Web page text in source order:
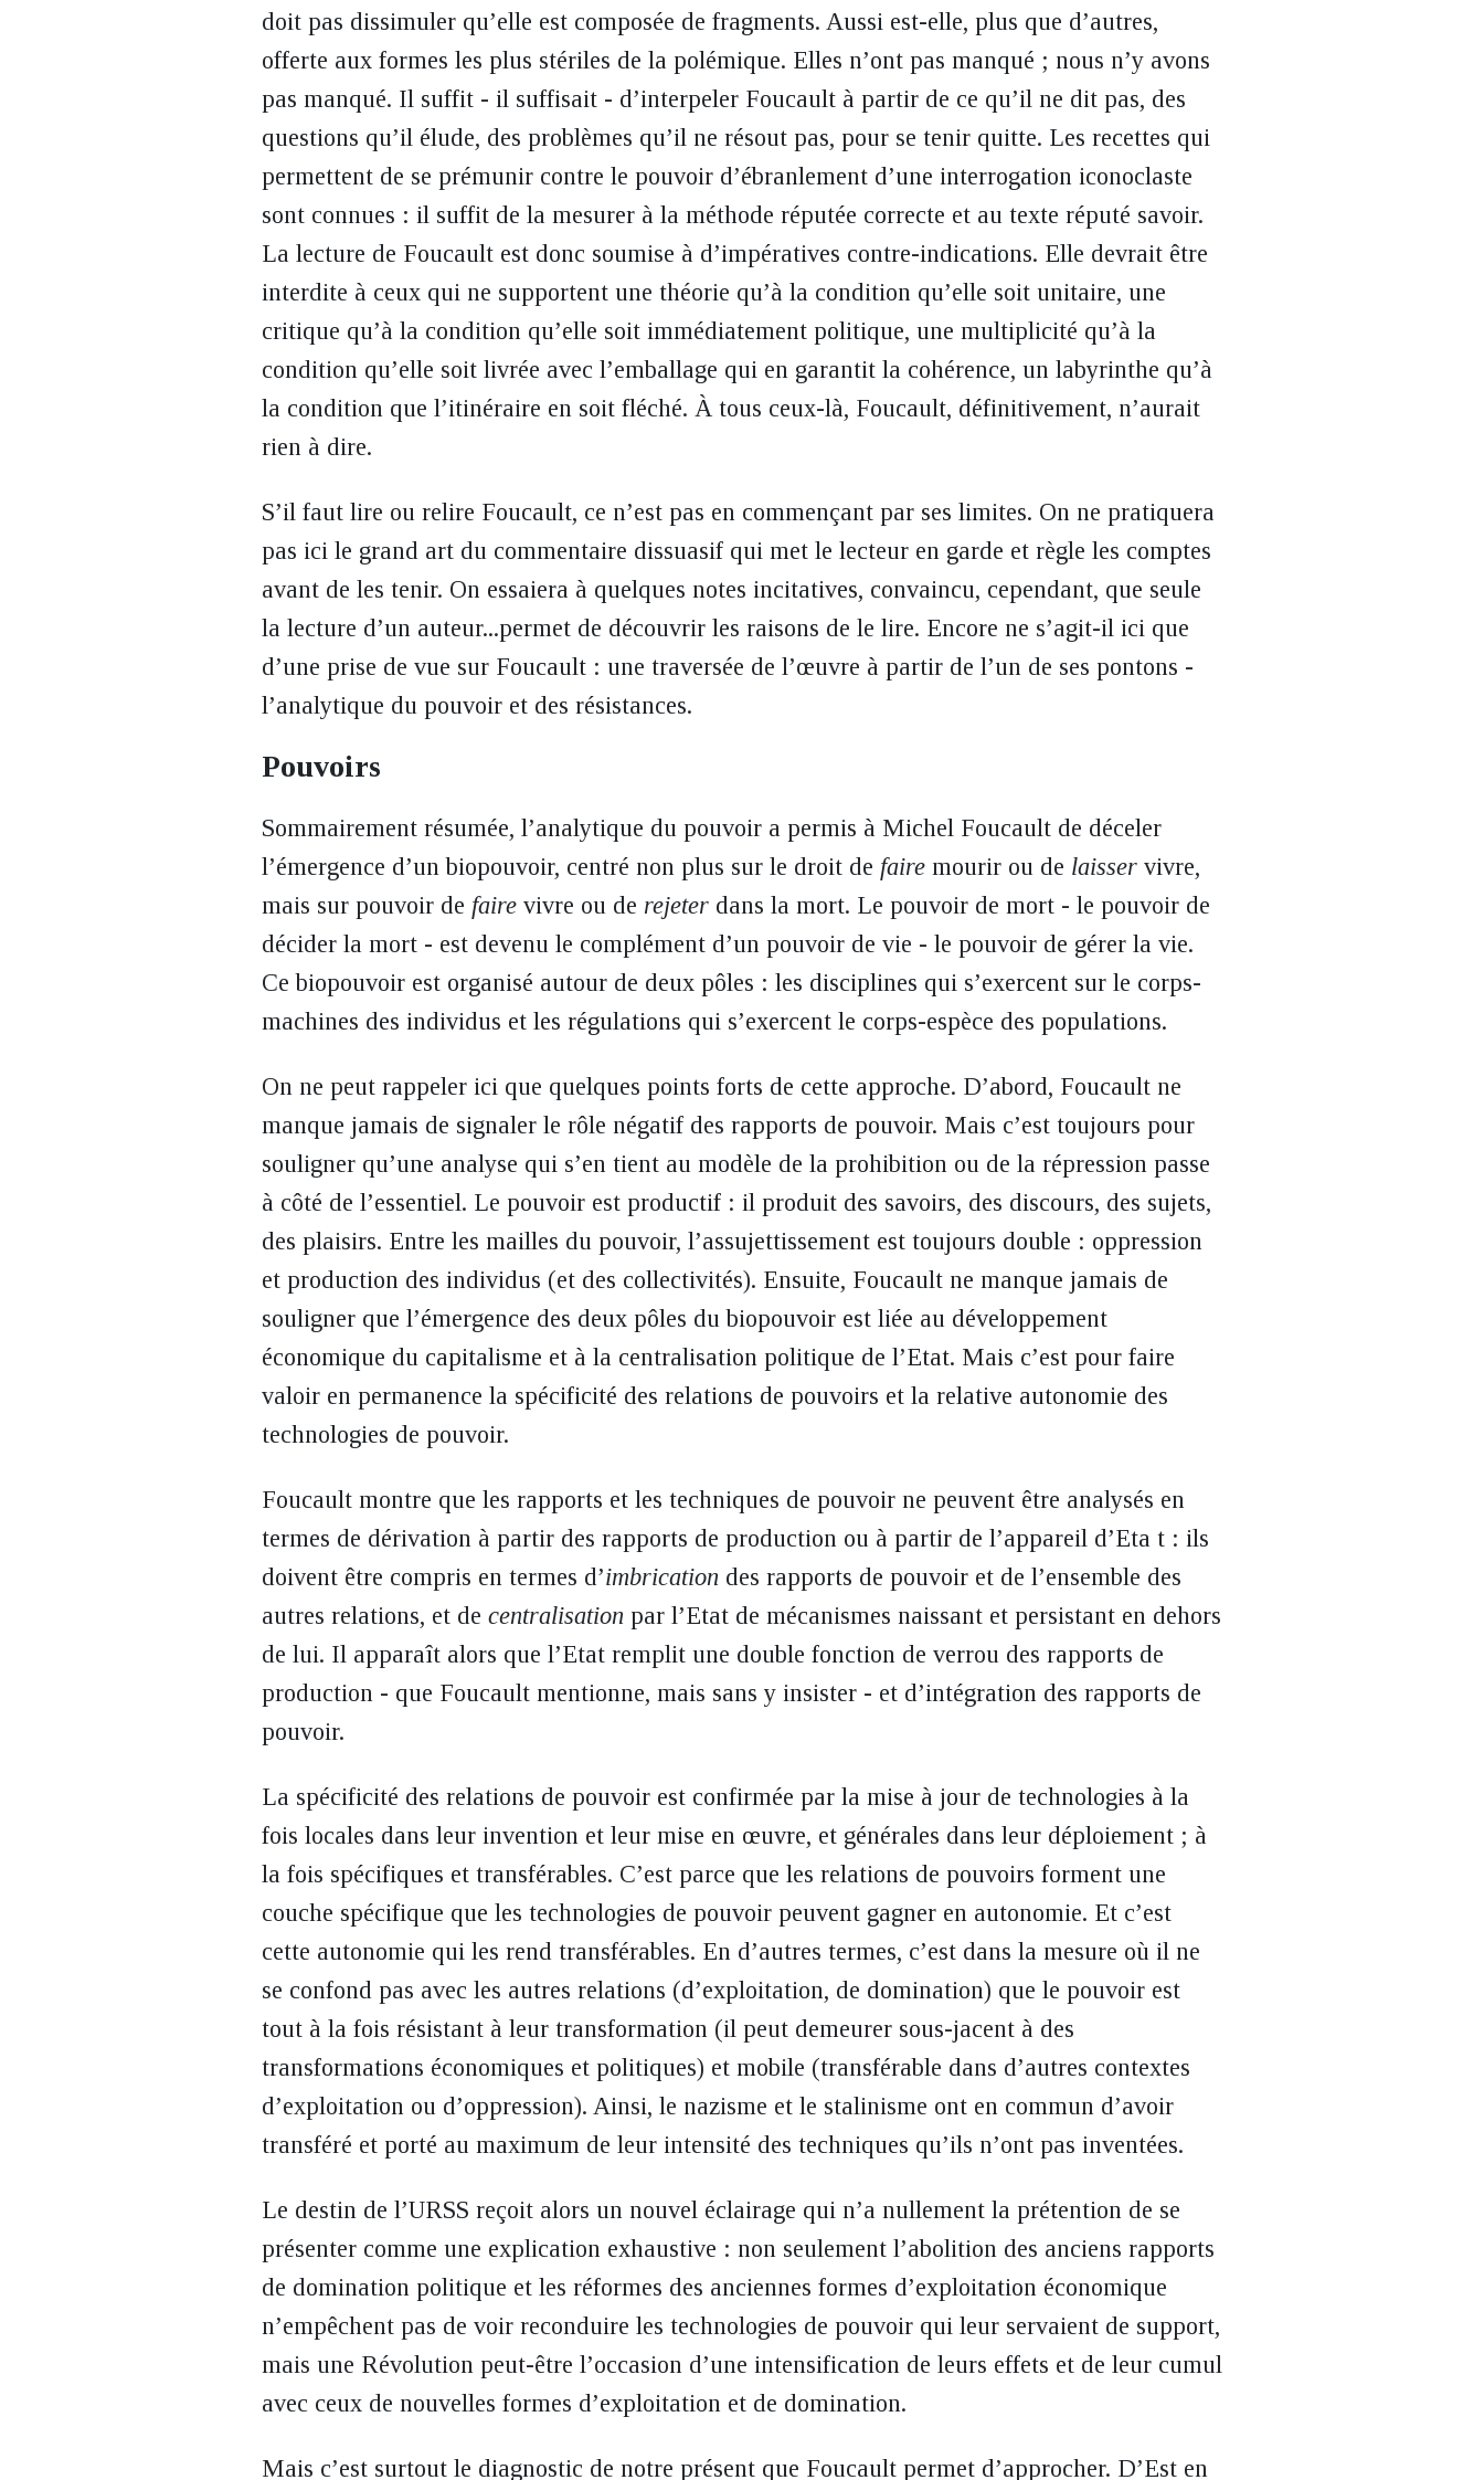
doit pas dissimuler qu’elle est composée de fragments. Aussi est-elle, plus que d’autres,
offerte aux formes les plus stériles de la polémique. Elles n’ont pas manqué ; nous n’y avons
pas manqué. Il suffit - il suffisait - d’interpeler Foucault à partir de ce qu’il ne dit pas, des
questions qu’il élude, des problèmes qu’il ne résout pas, pour se tenir quitte. Les recettes qui
permettent de se prémunir contre le pouvoir d’ébranlement d’une interrogation iconoclaste
sont connues : il suffit de la mesurer à la méthode réputée correcte et au texte réputé savoir.
La lecture de Foucault est donc soumise à d’impératives contre-indications. Elle devrait être
interdite à ceux qui ne supportent une théorie qu’à la condition qu’elle soit unitaire, une
critique qu’à la condition qu’elle soit immédiatement politique, une multiplicité qu’à la
condition qu’elle soit livrée avec l’emballage qui en garantit la cohérence, un labyrinthe qu’à
la condition que l’itinéraire en soit fléché. À tous ceux-là, Foucault, définitivement, n’aurait
rien à dire.
S’il faut lire ou relire Foucault, ce n’est pas en commençant par ses limites. On ne pratiquera
pas ici le grand art du commentaire dissuasif qui met le lecteur en garde et règle les comptes
avant de les tenir. On essaiera à quelques notes incitatives, convaincu, cependant, que seule
la lecture d’un auteur...permet de découvrir les raisons de le lire. Encore ne s’agit-il ici que
d’une prise de vue sur Foucault : une traversée de l’œuvre à partir de l’un de ses pontons -
l’analytique du pouvoir et des résistances.
Pouvoirs
Sommairement résumée, l’analytique du pouvoir a permis à Michel Foucault de déceler
l’émergence d’un biopouvoir, centré non plus sur le droit de faire mourir ou de laisser vivre,
mais sur pouvoir de faire vivre ou de rejeter dans la mort. Le pouvoir de mort - le pouvoir de
décider la mort - est devenu le complément d’un pouvoir de vie - le pouvoir de gérer la vie.
Ce biopouvoir est organisé autour de deux pôles : les disciplines qui s’exercent sur le corps-
machines des individus et les régulations qui s’exercent le corps-espèce des populations.
On ne peut rappeler ici que quelques points forts de cette approche. D’abord, Foucault ne
manque jamais de signaler le rôle négatif des rapports de pouvoir. Mais c’est toujours pour
souligner qu’une analyse qui s’en tient au modèle de la prohibition ou de la répression passe
à côté de l’essentiel. Le pouvoir est productif : il produit des savoirs, des discours, des sujets,
des plaisirs. Entre les mailles du pouvoir, l’assujettissement est toujours double : oppression
et production des individus (et des collectivités). Ensuite, Foucault ne manque jamais de
souligner que l’émergence des deux pôles du biopouvoir est liée au développement
économique du capitalisme et à la centralisation politique de l’Etat. Mais c’est pour faire
valoir en permanence la spécificité des relations de pouvoirs et la relative autonomie des
technologies de pouvoir.
Foucault montre que les rapports et les techniques de pouvoir ne peuvent être analysés en
termes de dérivation à partir des rapports de production ou à partir de l’appareil d’Eta t : ils
doivent être compris en termes d’imbrication des rapports de pouvoir et de l’ensemble des
autres relations, et de centralisation par l’Etat de mécanismes naissant et persistant en dehors
de lui. Il apparaît alors que l’Etat remplit une double fonction de verrou des rapports de
production - que Foucault mentionne, mais sans y insister - et d’intégration des rapports de
pouvoir.
La spécificité des relations de pouvoir est confirmée par la mise à jour de technologies à la
fois locales dans leur invention et leur mise en œuvre, et générales dans leur déploiement ; à
la fois spécifiques et transférables. C’est parce que les relations de pouvoirs forment une
couche spécifique que les technologies de pouvoir peuvent gagner en autonomie. Et c’est
cette autonomie qui les rend transférables. En d’autres termes, c’est dans la mesure où il ne
se confond pas avec les autres relations (d’exploitation, de domination) que le pouvoir est
tout à la fois résistant à leur transformation (il peut demeurer sous-jacent à des
transformations économiques et politiques) et mobile (transférable dans d’autres contextes
d’exploitation ou d’oppression). Ainsi, le nazisme et le stalinisme ont en commun d’avoir
transféré et porté au maximum de leur intensité des techniques qu’ils n’ont pas inventées.
Le destin de l’URSS reçoit alors un nouvel éclairage qui n’a nullement la prétention de se
présenter comme une explication exhaustive : non seulement l’abolition des anciens rapports
de domination politique et les réformes des anciennes formes d’exploitation économique
n’empêchent pas de voir reconduire les technologies de pouvoir qui leur servaient de support,
mais une Révolution peut-être l’occasion d’une intensification de leurs effets et de leur cumul
avec ceux de nouvelles formes d’exploitation et de domination.
Mais c’est surtout le diagnostic de notre présent que Foucault permet d’approcher. D’Est en